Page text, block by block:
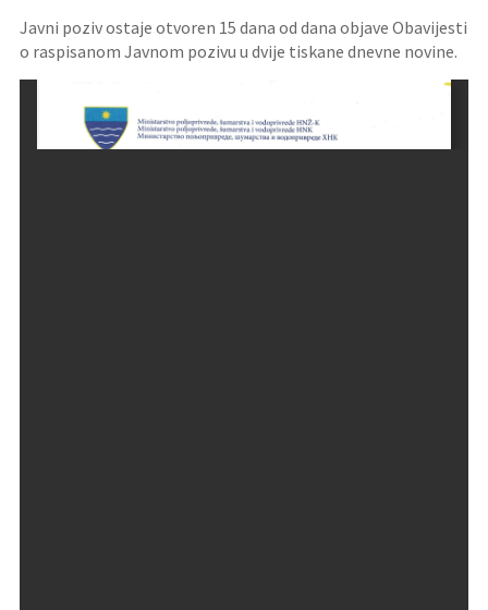
Javni poziv ostaje otvoren 15 dana od dana objave Obavijesti
o raspisanom Javnom pozivu u dvije tiskane dnevne novine.